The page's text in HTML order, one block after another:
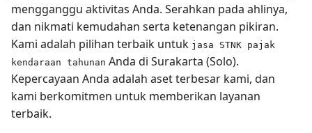
mengganggu aktivitas Anda. Serahkan pada ahlinya,
dan nikmati kemudahan serta ketenangan pikiran.
Kami adalah pilihan terbaik untuk jasa STNK pajak
kendaraan tahunan Anda di Surakarta (Solo).
Kepercayaan Anda adalah aset terbesar kami, dan
kami berkomitmen untuk memberikan layanan
terbaik.